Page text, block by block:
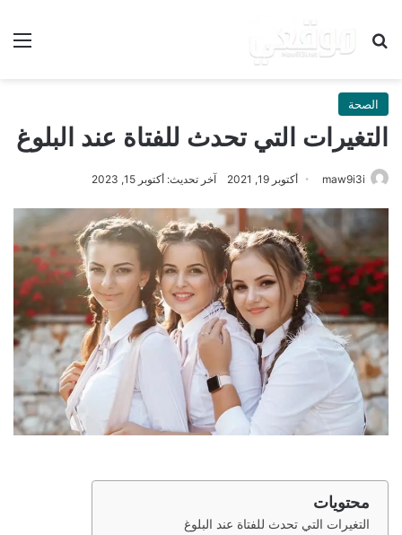
بحث عن
الصحة
التغيرات التي تحدث للفتاة عند البلوغ
maw9i3i أكتوبر 19, 2021 آخر تحديث: أكتوبر 15, 2023
محتويات
التغيرات التي تحدث للفتاة عند البلوغ